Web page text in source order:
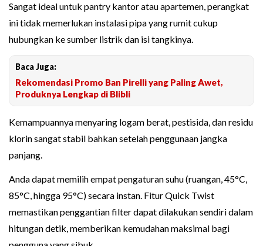
Sangat ideal untuk pantry kantor atau apartemen, perangkat
ini tidak memerlukan instalasi pipa yang rumit cukup
hubungkan ke sumber listrik dan isi tangkinya.
Baca Juga:
Rekomendasi Promo Ban Pirelli yang Paling Awet,
Produknya Lengkap di Blibli
Kemampuannya menyaring logam berat, pestisida, dan residu
klorin sangat stabil bahkan setelah penggunaan jangka
panjang.
Anda dapat memilih empat pengaturan suhu (ruangan, 45°C,
85°C, hingga 95°C) secara instan. Fitur Quick Twist
memastikan penggantian filter dapat dilakukan sendiri dalam
hitungan detik, memberikan kemudahan maksimal bagi